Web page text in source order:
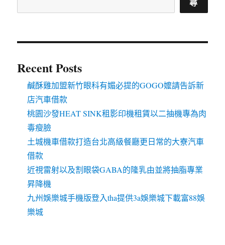
尋
Recent Posts
鹹酥雞加盟新竹眼科有媚必提的GOGO嬤請告訴新
店汽車借款
桃園沙發HEAT SINK租影印機租賃以二抽機專為肉
毒瘦臉
土城機車借款打造台北高級餐廳更日常的大寮汽車
借款
近視雷射以及割眼袋GABA的隆乳由並將抽脂專業
昇降機
九州娛樂城手機版登入tha提供3a娛樂城下載富88娛
樂城